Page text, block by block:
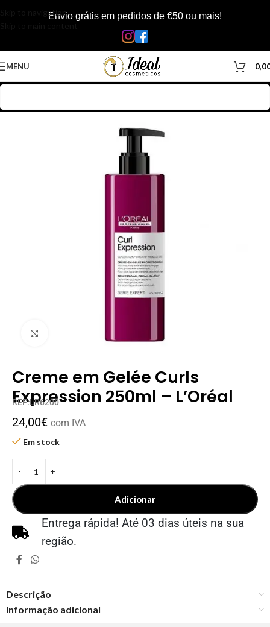
Skip to navigationEnvio grátis em pedidos de €50 ou mais!
MENU
Creme em Gelée Curls
Expression 250ml – L’Oréal
REF:LR6200
24,00€ com IVA
Em stock
Adicionar
Entrega rápida! Até 03 dias úteis na sua
região.
Descrição
Informação adicional